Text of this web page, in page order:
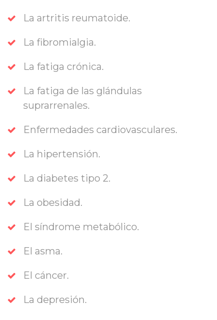
La artritis reumatoide.
La fibromialgia.
La fatiga crónica.
La fatiga de las glándulas
uprarrenales.
Enfermedades cardiovasculares.
La hipertensión.
La diabetes tipo 2.
La obesidad.
El síndrome metabólico.
El asma.
El cáncer.
La depresión.